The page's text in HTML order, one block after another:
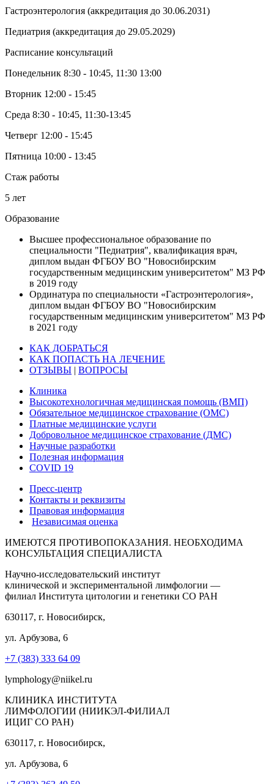
Гастроэнтерология (аккредитация до 30.06.2031)
Педиатрия (аккредитация до 29.05.2029)
Расписание консультаций
Понедельник 8:30 - 10:45, 11:30 13:00
Вторник 12:00 - 15:45
Среда 8:30 - 10:45, 11:30-13:45
Четверг 12:00 - 15:45
Пятница 10:00 - 13:45
Стаж работы
5 лет
Образование
Высшее профессиональное образование по
специальности "Педиатрия", квалификация врач,
диплом выдан ФГБОУ ВО "Новосибирским
государственным медицинским университетом" МЗ РФ
в 2019 году
Ординатура по специальности «Гастроэнтерология»,
диплом выдан ФГБОУ ВО "Новосибирским
государственным медицинским университетом" МЗ РФ
в 2021 году
КАК ДОБРАТЬСЯ
КАК ПОПАСТЬ НА ЛЕЧЕНИЕ
ОТЗЫВЫ | ВОПРОСЫ
Клиника
Высокотехнологичная медицинская помощь (ВМП)
Обязательное медицинское страхование (ОМС)
Платные медицинские услуги
Добровольное медицинское страхование (ДМС)
Научные разработки
Полезная информация
COVID 19
Пресс-центр
Контакты и реквизиты
Правовая информация
Независимая оценка
ИМЕЮТСЯ ПРОТИВОПОКАЗАНИЯ. НЕОБХОДИМА
КОНСУЛЬТАЦИЯ СПЕЦИАЛИСТА
Научно-исследовательский институт
клинической и экспериментальной лимфологии —
филиал Института цитологии и генетики СО РАН
630117, г. Новосибирск,
ул. Арбузова, 6
+7 (383) 333 64 09
lymphology@niikel.ru
КЛИНИКА ИНСТИТУТА
ЛИМФОЛОГИИ (НИИКЭЛ-ФИЛИАЛ
ИЦИГ СО РАН)
630117, г. Новосибирск,
ул. Арбузова, 6